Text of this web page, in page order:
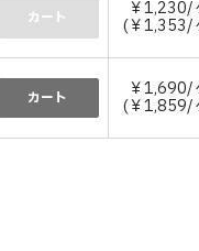
カート ￥1,230/
(￥1,353/
カート ￥1,690/
(￥1,859/